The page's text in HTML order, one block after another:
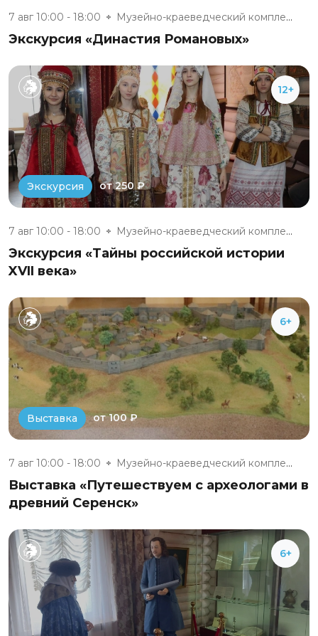
7 авг 10:00 - 18:00 Музейно-краеведческий комплекс...
Экскурсия «Династия Романовых»
12+
Экскурсия от 250 ₽
7 авг 10:00 - 18:00 Музейно-краеведческий комплекс...
Экскурсия «Тайны российской истории
XVII века»
6+
Выставка от 100 ₽
7 авг 10:00 - 18:00 Музейно-краеведческий комплекс...
Выставка «Путешествуем с археологами в
древний Серенск»
6+